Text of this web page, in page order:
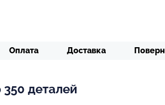
Оплата Доставка
деталей